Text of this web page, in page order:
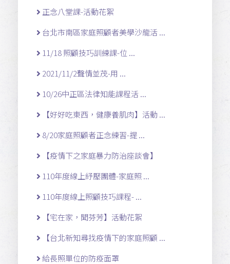
正念八堂課-活動花絮
台北市南區家庭照顧者美學沙龍活 ...
11/18 照顧技巧訓練課-位 ...
2021/11/2聲情並茂-用 ...
10/26中正區法律知能課程活 ...
【好好吃東西，健康養肌肉】活動 ...
8/20家庭照顧者正念練習-提 ...
【疫情下之家庭暴力防治座談會】
110年度線上紓壓團體-家庭照 ...
110年度線上照顧技巧課程- ...
【宅在家，聞芬芳】活動花絮
【台北新知尋找疫情下的家庭照顧 ...
給長照單位的防疫面罩